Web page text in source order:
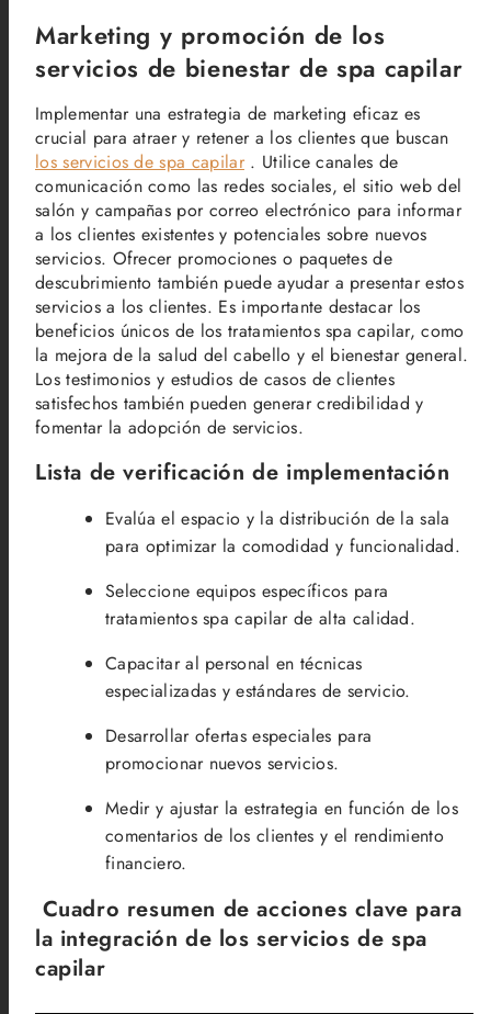
Marketing y promoción de los
servicios de bienestar de spa capilar
Implementar una estrategia de marketing eficaz es
crucial para atraer y retener a los clientes que buscan
los servicios de spa capilar. Utilice canales de
comunicación como las redes sociales, el sitio web del
salón y campañas por correo electrónico para informar
a los clientes existentes y potenciales sobre nuevos
servicios. Ofrecer promociones o paquetes de
descubrimiento también puede ayudar a presentar estos
servicios a los clientes. Es importante destacar los
beneficios únicos de los tratamientos spa capilar, como
la mejora de la salud del cabello y el bienestar general.
Los testimonios y estudios de casos de clientes
satisfechos también pueden generar credibilidad y
fomentar la adopción de servicios.
Lista de verificación de implementación
Evalúa el espacio y la distribución de la sala
para optimizar la comodidad y funcionalidad.
Seleccione equipos específicos para
tratamientos spa capilar de alta calidad.
Capacitar al personal en técnicas
especializadas y estándares de servicio.
Desarrollar ofertas especiales para
promocionar nuevos servicios.
Medir y ajustar la estrategia en función de los
comentarios de los clientes y el rendimiento
financiero.
Cuadro resumen de acciones clave para
la integración de los servicios de spa
capilar